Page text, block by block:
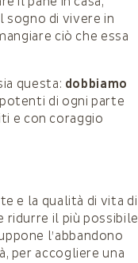
sogno di vivere in
ciò che essa
questa: dobbiamo
di ogni parte
e con coraggio
e la qualità di vita di
ridurre il più possibile
l’abbandono
per accogliere una